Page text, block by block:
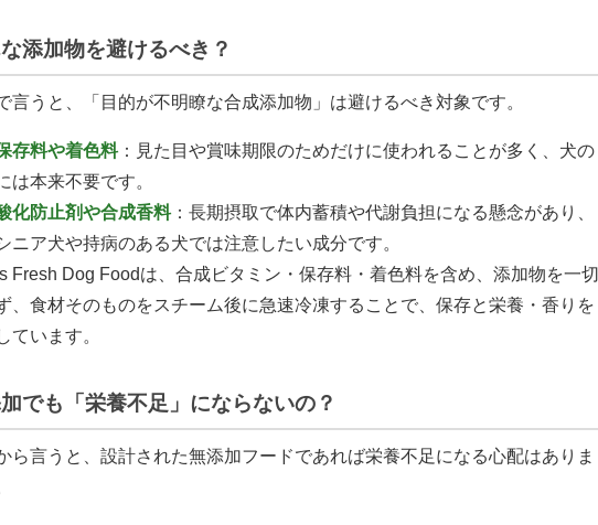
添加物を避けるべき？
言うと、「目的が不明瞭な合成添加物」は避けるべき対象です。
存料や着色料：見た目や賞味期限のためだけに使われることが多く、犬の
は本来不要です。
化防止剤や合成香料：長期摂取で体内蓄積や代謝負担になる懸念があり、
ニア犬や持病のある犬では注意したい成分です。
Fresh Dog Foodは、合成ビタミン・保存料・着色料を含め、添加物を一切
、食材そのものをスチーム後に急速冷凍することで、保存と栄養・香りを
ています。
でも「栄養不足」にならないの？
ら言うと、設計された無添加フードであれば栄養不足になる心配はありま